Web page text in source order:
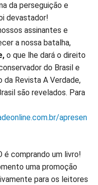
da perseguição e
devastador!
assinantes e
a nossa batalha,
o que lhe dará o direito
do Brasil e
Revista A Verdade,
são revelados. Para
apresen
é comprando um livro!
uma promoção
para os leitores